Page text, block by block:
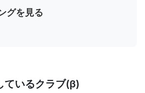
グを見る
ているクラブ(β)